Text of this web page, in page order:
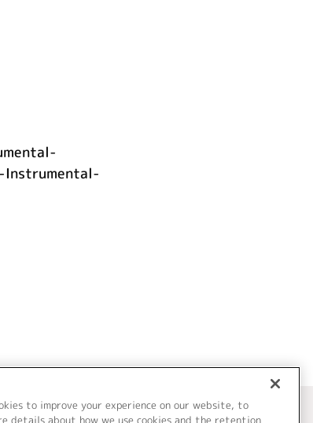
to improve your experience on our website, to
details about how we use cookies and the retention